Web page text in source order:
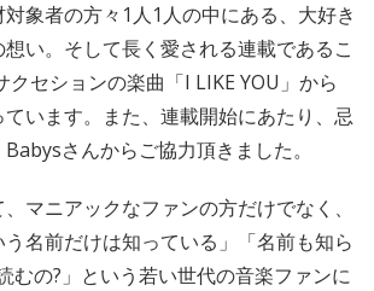
象者の方々1人1人の中にある、大好き
い。そして長く愛される連載であるこ
クセションの楽曲「I LIKE YOU」から
います。また、連載開始にあたり、忌
さんからご協力頂きました。
マニアックなファンの方だけでなく、
う名前だけは知っている」「名前も知ら
むの?」という若い世代の音楽ファンに